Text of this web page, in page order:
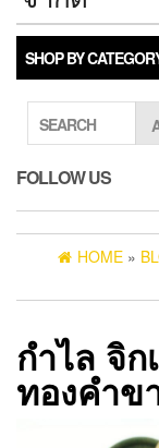
SHOP BY
SEARCH
FOLLOW US
HOME »
กำไล จิ
ทองคำข